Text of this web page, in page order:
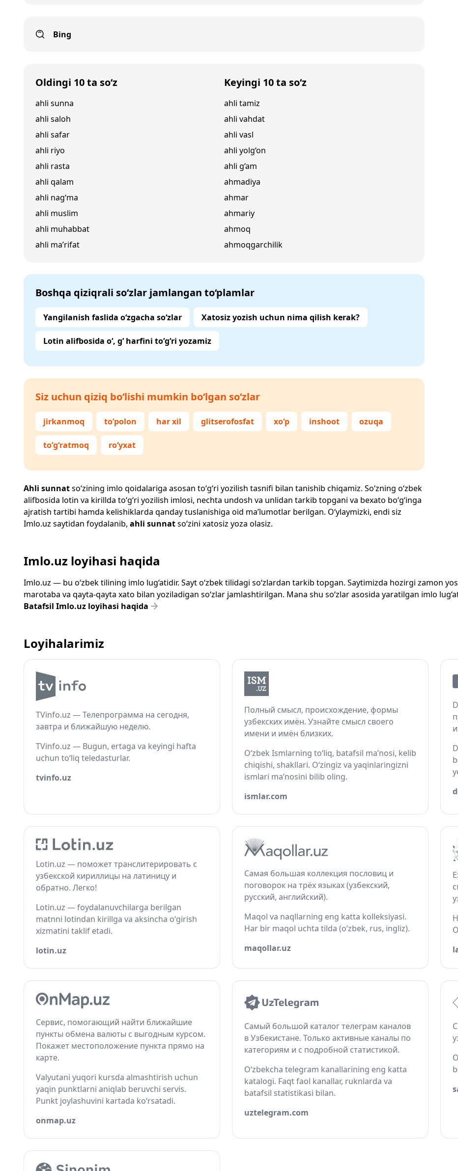
Bing
Oldingi 10 ta so‘z
ahli sunna
ahli saloh
ahli safar
ahli riyo
ahli rasta
ahli qalam
ahli nag‘ma
ahli muslim
ahli muhabbat
ahli ma’rifat
Keyingi 10 ta so‘z
ahli tamiz
ahli vahdat
ahli vasl
ahli yolg‘on
ahli g‘am
ahmadiya
ahmar
ahmariy
ahmoq
ahmoqgarchilik
Boshqa qiziqrali so‘zlar jamlangan to‘plamlar
Yangilanish faslida o‘zgacha so‘zlar Xatosiz yozish uchun nima qilish kerak?
Lotin alifbosida o‘, g‘ harfini to‘g‘ri yozamiz
Siz uchun qiziq bo‘lishi mumkin bo‘lgan so‘zlar
jirkanmoq to‘polon har xil glitserofosfat xo‘p inshoot ozuqa
to‘g‘ratmoq ro‘yxat
Ahli sunnatso‘zining imlo qoidalariga asosan to‘g‘ri yozilish tasnifi bilan tanishib chiqamiz. So‘zning o‘zbek
alifbosida lotin va kirillda to‘g‘ri yozilish imlosi, nechta undosh va unlidan tarkib topgani va bexato bo‘g‘inga
ajratish tartibi hamda kelishiklarda qanday tuslanishiga oid ma’lumotlar berilgan. O‘ylaymizki, endi siz
Imlo.uz saytidan foydalanib, ahli sunnatso‘zini xatosiz yoza olasiz.
Imlo.uz loyihasi haqida
Imlo.uz — bu o‘zbek tilining imlo lug‘atidir. Sayt o‘zbek tilidagi so‘zlardan tarkib topgan. Saytimizda hozirgi zamon
marotaba va qayta-qayta xato bilan yoziladigan so‘zlar jamlashtirilgan. Mana shu so‘zlar asosida yaratilgan imlo
Batafsil Imlo.uz loyihasi haqida
Loyihalarimiz
TVinfo.uz — Телепрограмма на сегодня,
завтра и ближайшую неделю.
TVinfo.uz — Bugun, ertaga va keyingi hafta
uchun to‘liq teledasturlar.
tvinfo.uz
Полный смысл, происхождение, формы
узбекских имён. Узнайте смысл своего
имени и имён близких.
O‘zbek Ismlarning to‘liq, batafsil ma’nosi, kelib
chiqishi, shakllari. O‘zingiz va yaqinlaringizni
ismlari ma’nosini bilib oling.
ismlar.com
Lotin.uz — поможет транслитерировать с
узбекской кириллицы на латиницу и
обратно. Легко!
Lotin.uz — foydalanuvchilarga berilgan
matnni lotindan kirillga va aksincha o‘girish
xizmatini taklif etadi.
lotin.uz
Самая большая коллекция пословиц и
поговорок на трёх языках (узбекский,
русский, английский).
Maqol va naqllarning eng katta kolleksiyasi.
Har bir maqol uchta tilda (o‘zbek, rus, ingliz).
maqollar.uz
Сервис, помогающий найти ближайшие
пункты обмена валюты с выгодным курсом.
Покажет местоположение пункта прямо на
карте.
Valyutani yuqori kursda almashtirish uchun
yaqin punktlarni aniqlab beruvchi servis.
Punkt joylashuvini kartada ko‘rsatadi.
onmap.uz
Самый большой каталог телеграм каналов
в Узбекистане. Только активные каналы по
категориям и с подробной статистикой.
O‘zbekcha telegram kanallarining eng katta
katalogi. Faqt faol kanallar, ruknlarda va
batafsil statistikasi bilan.
uztelegram.com